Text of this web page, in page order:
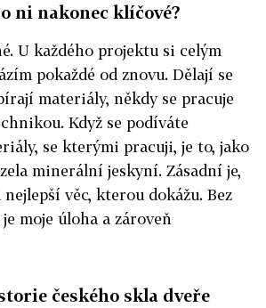
ni nakonec klíčové?
U každého projektu si celým
pokaždé od znovu. Dělají se
materiály, někdy se pracuje
Když se podíváte
se kterými pracuji, je to, jako
minerální jeskyní. Zásadní je,
věc, kterou dokážu. Bez
moje úloha a zároveň
českého skla dveře